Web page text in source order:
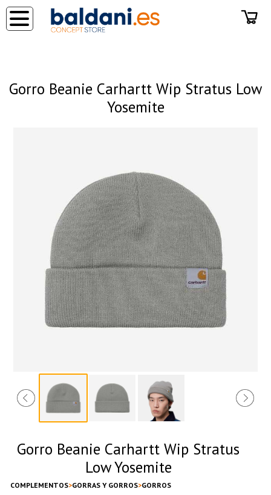
Gorro Beanie Carhartt Wip Stratus Low
Yosemite
Gorro Beanie Carhartt Wip Stratus
Low Yosemite
COMPLEMENTOS GORRAS Y GORROS GORROS